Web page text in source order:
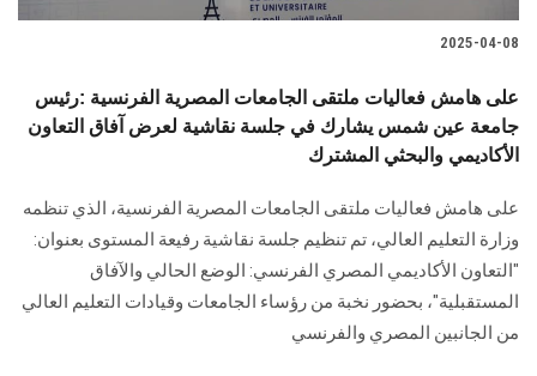
2025-04-08
على هامش فعاليات ملتقى الجامعات المصرية الفرنسية :رئيس
جامعة عين شمس يشارك في جلسة نقاشية لعرض آفاق التعاون
الأكاديمي والبحثي المشترك
على هامش فعاليات ملتقى الجامعات المصرية الفرنسية، الذي تنظمه
وزارة التعليم العالي، تم تنظيم جلسة نقاشية رفيعة المستوى بعنوان:
"التعاون الأكاديمي المصري الفرنسي: الوضع الحالي والآفاق
المستقبلية"، بحضور نخبة من رؤساء الجامعات وقيادات التعليم العالي
من الجانبين المصري والفرنسي